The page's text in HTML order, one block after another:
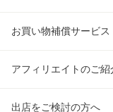
お買い物補償サービス
アフィリエイトのご紹
出店をご検討の方へ